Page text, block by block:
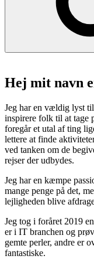
færøsk
Michelin-
stjerne.”
Hej mit navn
Jeg har en vældig lyst
inspirere folk til at tage
foregår et utal af ting
lettere at finde
ved tanken om de
rejser der udbydes.
Jeg har en kæmpe
mange penge på det,
lejligheden blive
Jeg tog i foråret 2019
er i IT branchen og
gemte perler, andre er
fantastiske.